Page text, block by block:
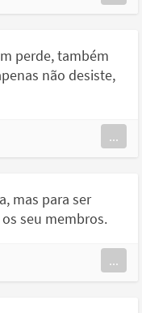
perde, também
não desiste,
...
mas para ser
seu membros.
...